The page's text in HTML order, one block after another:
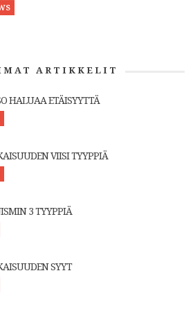
ARTIKKELIT
HALUAA ETÄISYYTTÄ
VIISI TYYPPIÄ
3 TYYPPIÄ
SYYT